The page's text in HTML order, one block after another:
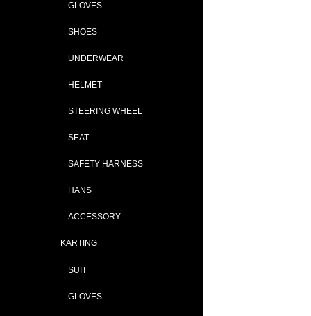
GLOVES
SHOES
UNDERWEAR
HELMET
STEERING WHEEL
SEAT
SAFETY HARNESS
HANS
ACCESSORY
KARTING
SUIT
GLOVES